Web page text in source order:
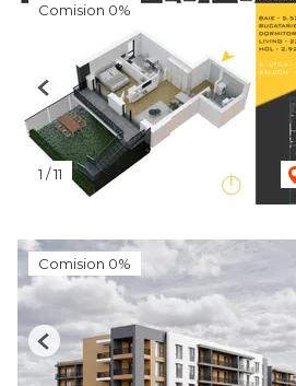
Comision 0%
1 /11
Previous
Comision 0%
Previous